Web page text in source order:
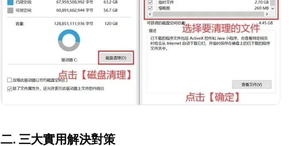
二. 三大實用解決對策